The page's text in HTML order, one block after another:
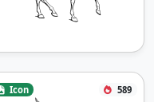
Icon 589